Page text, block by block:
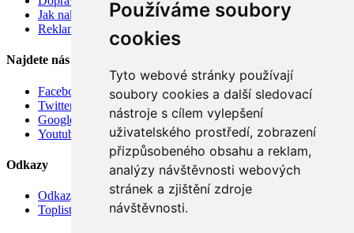
Používáme soubory
cookies
Tyto webové stránky používají
soubory cookies a další sledovací
nástroje s cílem vylepšení
uživatelského prostředí, zobrazení
přizpůsobeného obsahu a reklam,
analýzy návštěvnosti webových
stránek a zjištění zdroje
návštěvnosti.
Jak nakupovat
Reklamace
Najdete nás
Facebook
Twitter
Google
Youtube
Odkazy
Odkazy
Toplist